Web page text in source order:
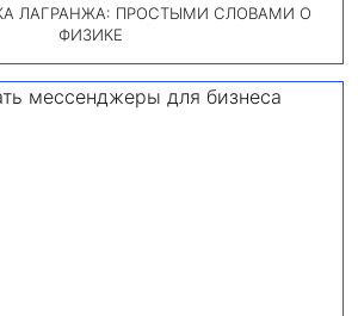
ЛАГРАНЖА: ПРОСТЫМИ СЛОВАМИ О
ФИЗИКЕ